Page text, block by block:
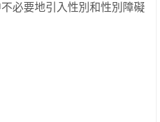
必要地引入性別和性別障礙